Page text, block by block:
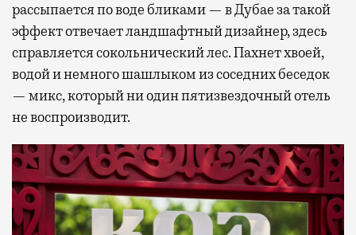
рассыпается по воде бликами — в Дубае за такой
эффект отвечает ландшафтный дизайнер, здесь
справляется сокольнический лес. Пахнет хвоей,
водой и немного шашлыком из соседних беседок
— микс, который ни один пятизвездочный отель
не воспроизводит.